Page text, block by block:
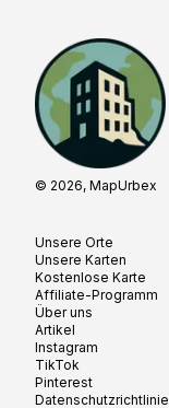
© 2026, MapUrbex
Unsere Orte
Unsere Karten
Kostenlose Karte
Affiliate-Programm
Über uns
Artikel
Instagram
TikTok
Pinterest
Datenschutzrichtlinie